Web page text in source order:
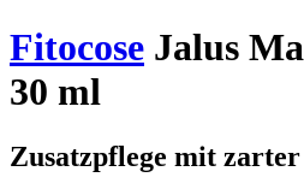
Fitocose Jalus
30 ml
Zusatzpflege mit